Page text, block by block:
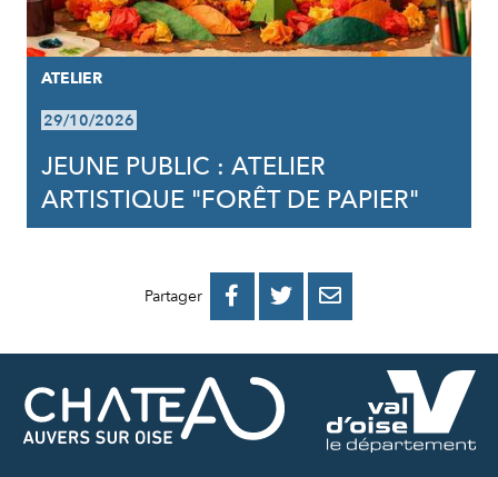
ATELIER
29/10/2026
JEUNE PUBLIC : ATELIER
ARTISTIQUE "FORÊT DE PAPIER"
Partager 
PARTAGER
FACEBOOK
PARTAGER
PARTAGER
MAIL